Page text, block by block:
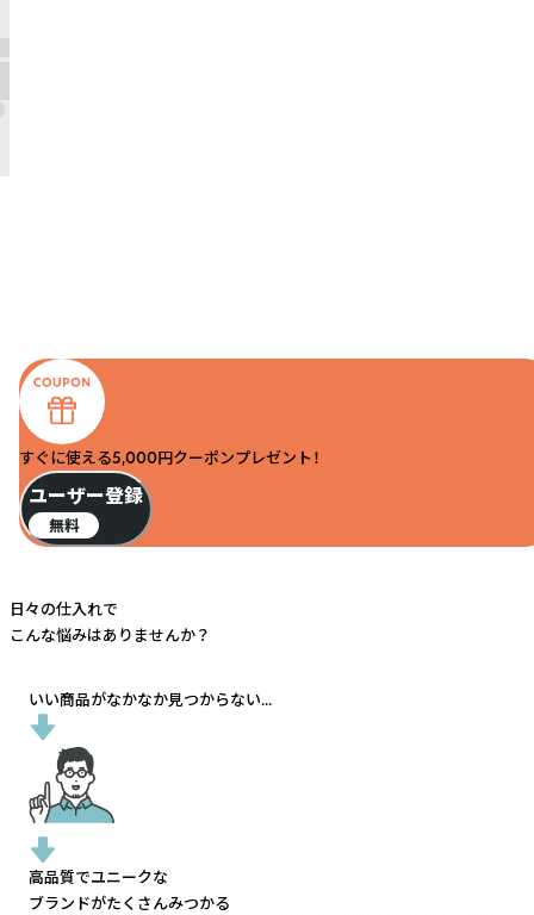
すぐに使える5,000円クーポンプレゼント！
ユーザー登録
無料
日々の仕入れで
こんな悩みはありませんか？
いい商品がなかなか見つからない...
高品質でユニークな
ブランドがたくさんみつかる